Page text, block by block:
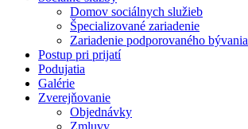
Domov sociálnych služieb
Špecializované zariadenie
Zariadenie podporovaného bývania
Postup pri prijatí
Podujatia
Galérie
Zverejňovanie
Objednávky
Zmluvy